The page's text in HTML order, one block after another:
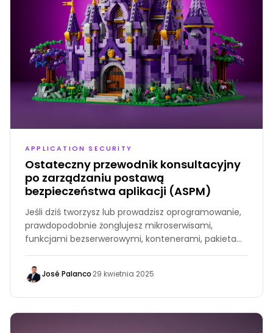
APPLICATION SECURITY
Ostateczny przewodnik konsultacyjny
po zarządzaniu postawą
bezpieczeństwa aplikacji (ASPM)
Jeśli dziś tworzysz lub prowadzisz oprogramowanie,
prawdopodobnie żonglujesz mikroserwisami,
funkcjami bezserwerowymi, kontenerami, pakietami
ruchoma część generuje własne ustalenia, pulpity i
gniewne czerwone alerty. Wkrótce widoczność
José Palanco·29 kwietnia 2025